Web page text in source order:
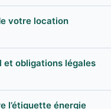
votre location
et obligations légales
l’étiquette énergie